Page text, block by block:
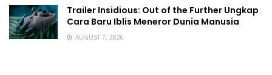
Trailer Insidious: Out of the Further Ungkap
Cara Baru Iblis Meneror Dunia Manusia
AUGUST 7, 2026